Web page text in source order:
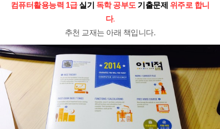
컴퓨터활용능력 1급실기 독학 공부도 기출문제 위주로 합니
다.
추천 교재는 아래 책입니다.